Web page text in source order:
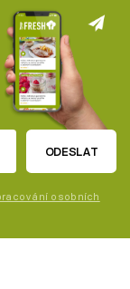
ODESLAT
osobních